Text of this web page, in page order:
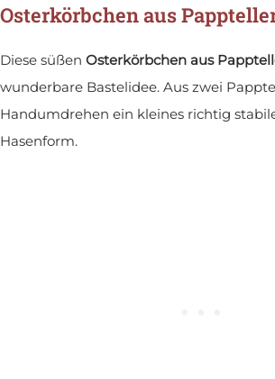
Osterkörbchen aus
Diese süßen Osterkörbchen aus
wunderbare Bastelidee. Aus zwei
Handumdrehen ein kleines richtig
Hasenform.